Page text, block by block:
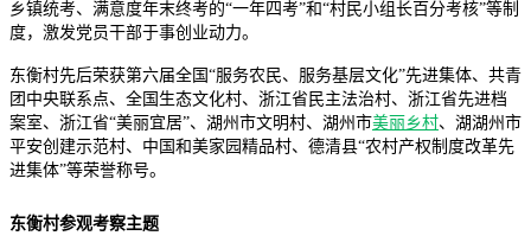
乡镇统考、满意度年末终考的“一年四考”和“村民小组长百分考核”等制
度，激发党员干部于事创业动力。
东衡村先后荣获第六届全国“服务农民、服务基层文化”先进集体、共青
团中央联系点、全国生态文化村、浙江省民主法治村、浙江省先进档
案室、浙江省“美丽宜居”、湖州市文明村、湖州市美丽乡村、湖湖州市
平安创建示范村、中国和美家园精品村、德清县“农村产权制度改革先
进集体”等荣誉称号。
东衡村参观考察主题